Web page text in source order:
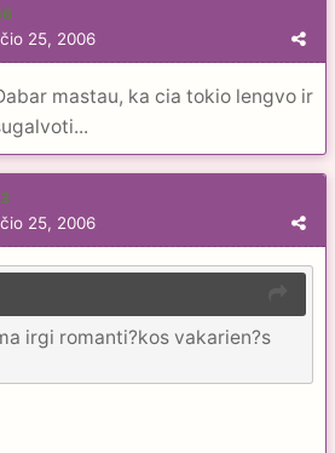
25, 2006
mastau, ka cia tokio lengvo ir
25, 2006
irgi romanti?kos vakarien?s